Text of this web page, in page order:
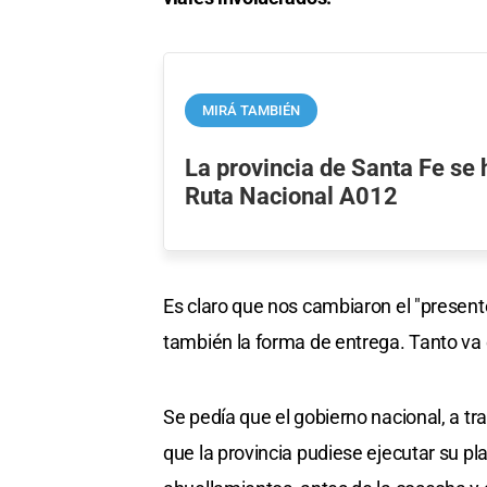
MIRÁ TAMBIÉN
La provincia de Santa Fe se
Ruta Nacional A012
Es claro que nos cambiaron el
también la forma de entrega. Tanto
Se pedía que el gobierno nacional, a
que la provincia pudiese ejecutar su